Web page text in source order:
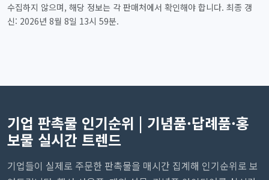
수집하지 않으며, 해당 정보는 각 판매처에서 확인해야 합니다. 최종 갱
신: 2026년 8월 8일 13시 59분.
기업 판촉물 인기순위 | 기념품·답례품·홍
보물 실시간 트렌드
기업들이 실제로 주문한 판촉물을 매시간 집계해 인기순위로 보